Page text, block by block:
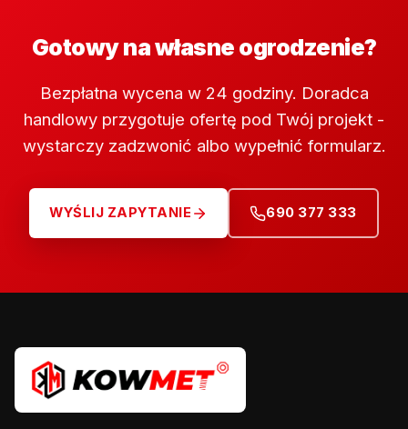
Gotowy na własne ogrodzenie?
Bezpłatna wycena w 24 godziny. Doradca
handlowy przygotuje ofertę pod Twój projekt -
wystarczy zadzwonić albo wypełnić formularz.
WYŚLIJ ZAPYTANIE 690 377 333